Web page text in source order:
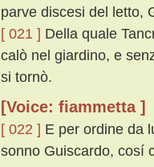
parve discesi del letto,
[ 021 ] Della quale
calò nel giardino, e
si tornò.
[Voice: fiammetta ]
[ 022 ] E per ordine da
sonno Guiscardo, cosí